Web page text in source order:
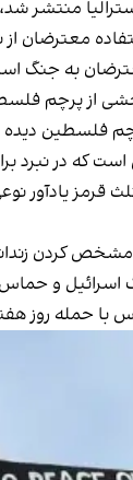
معترضان
به جنگ
از پرچم
فلسطین
که در نبرد
قرمز
کردن
و حماس
روز هفتم